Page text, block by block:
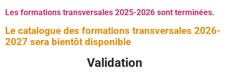
Les formations transversales 2025-2026 sont terminées.
Le catalogue des formations transversales 2026-
2027 sera bientôt disponible
Validation